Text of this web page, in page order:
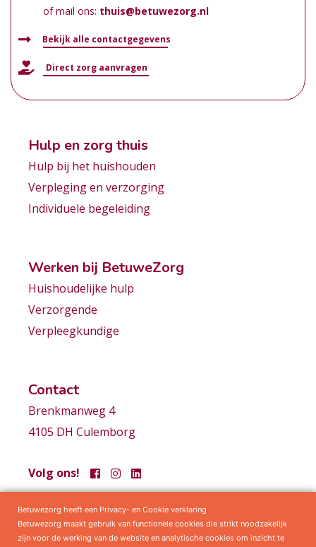
of mail ons: thuis@betuwezorg.nl
Bekijk alle contactgegevens
Direct zorg aanvragen
Hulp en zorg thuis
Hulp bij het huishouden
Verpleging en verzorging
Individuele begeleiding
Werken bij BetuweZorg
Huishoudelijke hulp
Verzorgende
Verpleegkundige
Contact
Brenkmanweg 4
4105 DH Culemborg
Volg ons!
Samenwerkingen Privacy statement Algemene voorwaarden
Betuwezorg heeft een Privacy- en Cookie verklaring
Betuwezorg maakt gebruik van functionele cookies die strikt noodzakelijk
zijn voor de werking van de website en analytische cookies om inzicht te